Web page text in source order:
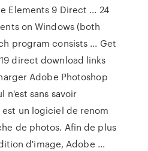
Elements 9 Direct ... 24
on Windows (both
program consists ... Get
direct download links
Adobe Photoshop
n'est sans savoir
un logiciel de renom
de photos. Afin de plus
d'image, Adobe ...